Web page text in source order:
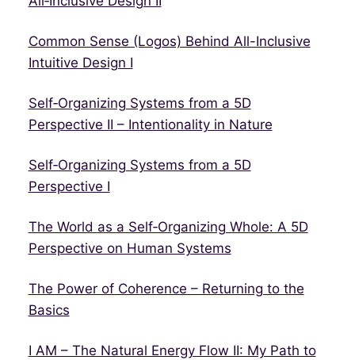
Common Sense (Logos) Behind All-Inclusive
Intuitive Design I
Self‑Organizing Systems from a 5D
Perspective II – Intentionality in Nature
Self‑Organizing Systems from a 5D
Perspective I
The World as a Self‑Organizing Whole: A 5D
Perspective on Human Systems
The Power of Coherence – Returning to the
Basics
I AM – The Natural Energy Flow II: My Path to